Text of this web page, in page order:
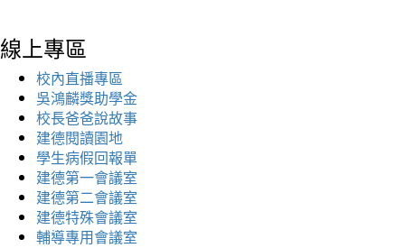
線上專區
校內直播專區
吳鴻麟獎助學金
校長爸爸說故事
建德閱讀園地
學生病假回報單
建德第一會議室
建德第二會議室
建德特殊會議室
輔導專用會議室